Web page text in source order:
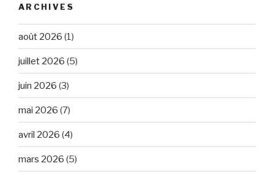
ARCHIVES
août 2026 (1)
juillet 2026 (5)
juin 2026 (3)
mai 2026 (7)
avril 2026 (4)
mars 2026 (5)